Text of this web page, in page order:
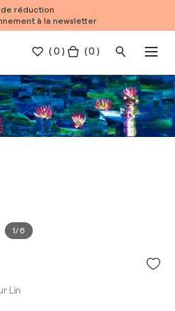
de réduction
à la newsletter
(0 ) ( 0 )
1/6
Lin